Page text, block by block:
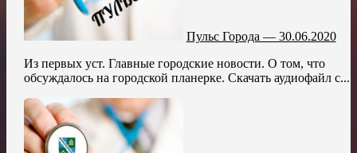
Пульс Города — 30.06.2020
Из первых уст. Главные городские новости. О том, что
обсуждалось на городской планерке. Скачать аудиофайл с...